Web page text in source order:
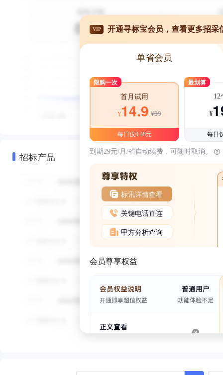
招标产品
VIP 开通寻标宝会员，查看更多招采
单省会员
限购一次
首月试用
¥14.9 ¥39
每日仅0.48元
最划算
12
¥
每日
到期29元/月/省自动续费，可随时取消。
标讯详情查看
关键电话直连
甲方分析查询
会员尊享权益